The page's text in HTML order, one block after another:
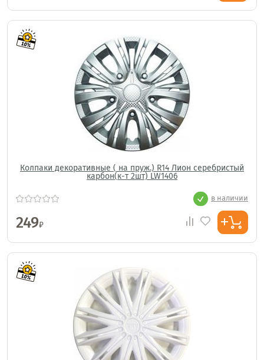
Колпаки декоративные ( на пруж.) R14 Лион серебристый
карбон(к-т 2шт) LW1406
в наличии
249₽